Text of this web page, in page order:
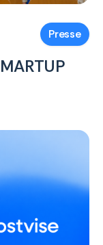
Presse